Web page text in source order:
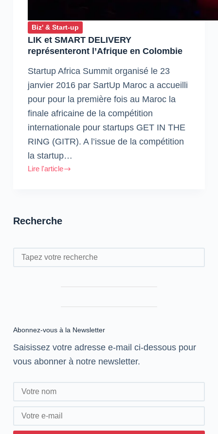
Biz' & Start-up
LIK et SMART DELIVERY
représenteront l’Afrique en Colombie
Startup Africa Summit organisé le 23
janvier 2016 par SartUp Maroc a accueilli
pour pour la première fois au Maroc la
finale africaine de la compétition
internationale pour startups GET IN THE
RING (GITR). A l’issue de la compétition
la startup…
Lire l'article
LIK
représenteront
Colombie
Recherche
Rechercher
Abonnez-vous à la Newsletter
Saisissez votre adresse e-mail ci-dessous pour
vous abonner à notre newsletter.